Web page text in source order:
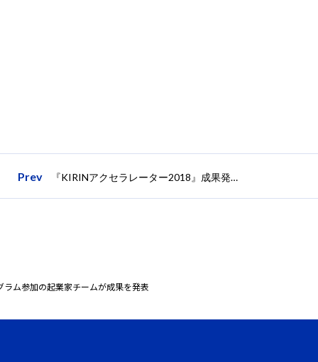
Prev 『KIRINアクセラレーター2018』成果発表会（Demo Day）を開催、支援プログラム参加の起業家チームが成果を発表
ム参加の起業家チームが成果を発表